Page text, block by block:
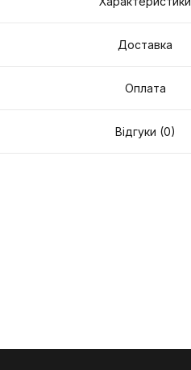
Доставка
Оплата
Відгуки (0)